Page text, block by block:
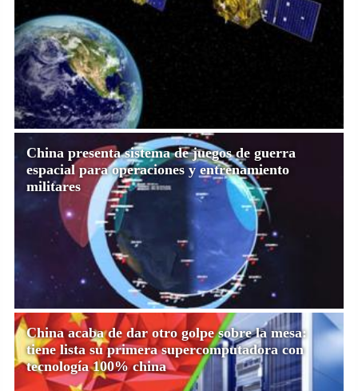
China presenta sistema de juegos de guerra
espacial para operaciones y entrenamiento
militares
China acaba de dar otro golpe sobre la mesa:
tiene lista su primera supercomputadora con
tecnología 100% china